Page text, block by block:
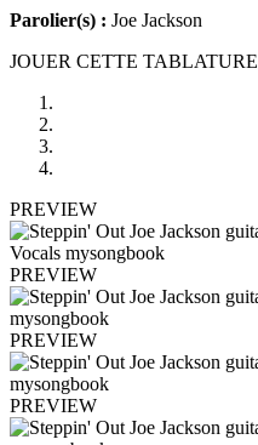
Parolier(s) : Joe Jackson
JOUER CETTE TABLATURE
PREVIEW
PREVIEW
PREVIEW
PREVIEW